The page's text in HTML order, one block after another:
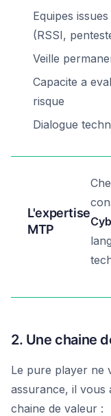
Equipes
(RSSI,
Veille
Capacite a
risque
Dialogue
L'expertise
MTP
2. Une chaine
Le pure player ne
assurance, il vous
chaine de valeur :